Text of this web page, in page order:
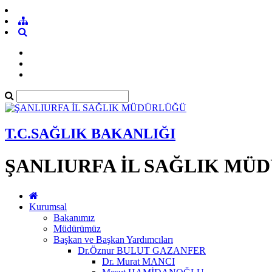
T.C.SAĞLIK BAKANLIĞI
ŞANLIURFA İL SAĞLIK
Kurumsal
Bakanımız
Müdürümüz
Başkan ve Başkan Yardımcıları
Dr.Öznur BULUT GAZANFER
Dr. Murat MANCI